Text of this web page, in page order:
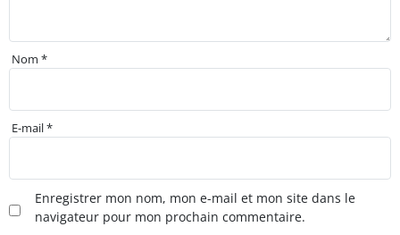
Nom*
E-mail*
Enregistrer mon nom, mon e-mail et mon site dans le
navigateur pour mon prochain commentaire.